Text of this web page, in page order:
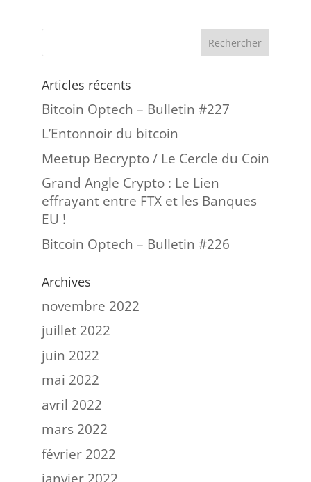
Articles récents
Bitcoin Optech – Bulletin #227
L’Entonnoir du bitcoin
Meetup Becrypto / Le Cercle du Coin
Grand Angle Crypto : Le Lien
effrayant entre FTX et les Banques
EU !
Bitcoin Optech – Bulletin #226
Archives
novembre 2022
juillet 2022
juin 2022
mai 2022
avril 2022
mars 2022
février 2022